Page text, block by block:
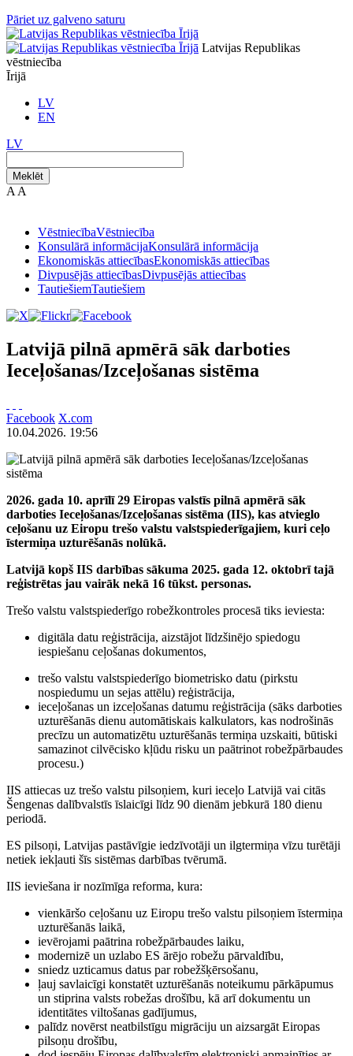
Pāriet uz galveno saturu
Latvijas Republikas
vēstniecība
Īrijā
LV
EN
LV
Meklēt
A A
VēstniecībaVēstniecība
Konsulārā informācijaKonsulārā informācija
Ekonomiskās attiecībasEkonomiskās attiecības
Divpusējās attiecībasDivpusējās attiecības
TautiešiemTautiešiem
Latvijā pilnā apmērā sāk darboties
Ieceļošanas/Izceļošanas sistēma
Facebook X.com
10.04.2026. 19:56
2026. gada 10. aprīlī 29 Eiropas valstīs pilnā apmērā sāk
darboties Ieceļošanas/Izceļošanas sistēma (IIS), kas atvieglo
ceļošanu uz Eiropu trešo valstu valstspiederīgajiem, kuri ceļo
īstermiņa uzturēšanās nolūkā.
Latvijā kopš IIS darbības sākuma 2025. gada 12. oktobrī tajā
reģistrētas jau vairāk nekā 16 tūkst. personas.
Trešo valstu valstspiederīgo robežkontroles procesā tiks ieviesta:
digitāla datu reģistrācija, aizstājot līdzšinējo spiedogu
iespiešanu ceļošanas dokumentos,
trešo valstu valstspiederīgo biometrisko datu (pirkstu
nospiedumu un sejas attēlu) reģistrācija,
ieceļošanas un izceļošanas datumu reģistrācija (sāks darboties
uzturēšanās dienu automātiskais kalkulators, kas nodrošinās
precīzu un automatizētu uzturēšanās termiņa uzskaiti, būtiski
samazinot cilvēcisko kļūdu risku un paātrinot robežpārbaudes
procesu.)
IIS attiecas uz trešo valstu pilsoņiem, kuri ieceļo Latvijā vai citās
Šengenas dalībvalstīs īslaicīgi līdz 90 dienām jebkurā 180 dienu
periodā.
ES pilsoņi, Latvijas pastāvīgie iedzīvotāji un ilgtermiņa vīzu turētāji
netiek iekļauti šīs sistēmas darbības tvērumā.
IIS ieviešana ir nozīmīga reforma, kura:
vienkāršo ceļošanu uz Eiropu trešo valstu pilsoņiem īstermiņa
uzturēšanās laikā,
ievērojami paātrina robežpārbaudes laiku,
modernizē un uzlabo ES ārējo robežu pārvaldību,
sniedz uzticamus datus par robežšķērsošanu,
ļauj savlaicīgi konstatēt uzturēšanās noteikumu pārkāpumus
un stiprina valsts robežas drošību, kā arī dokumentu un
identitātes viltošanas gadījumus,
palīdz novērst neatbilstīgu migrāciju un aizsargāt Eiropas
pilsoņu drošību,